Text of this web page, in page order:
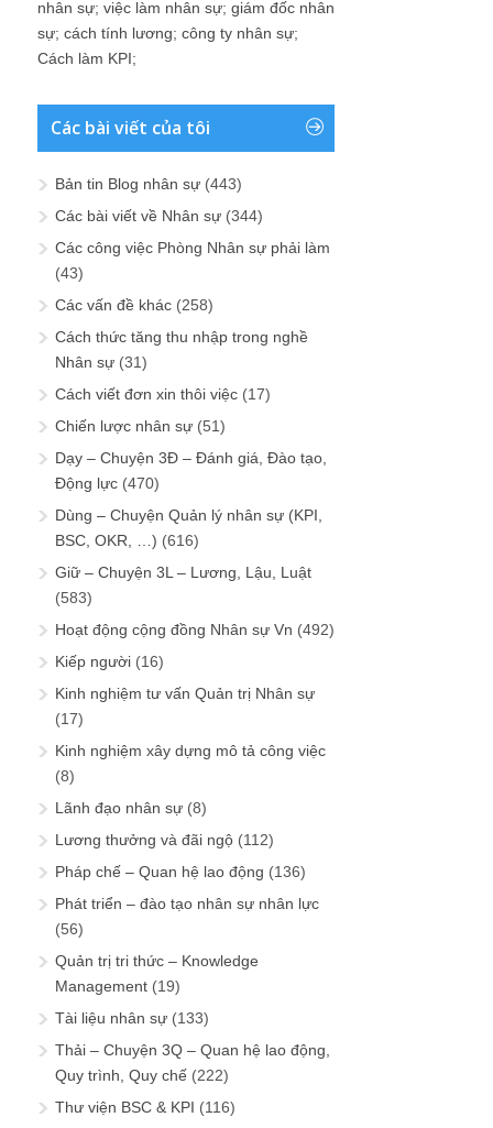
nhân sự; việc làm nhân sự; giám đốc nhân
sự; cách tính lương; công ty nhân sự;
Cách làm KPI;
Các bài viết của tôi
Bản tin Blog nhân sự (443)
Các bài viết về Nhân sự (344)
Các công việc Phòng Nhân sự phải làm
(43)
Các vấn đề khác (258)
Cách thức tăng thu nhập trong nghề
Nhân sự (31)
Cách viết đơn xin thôi việc (17)
Chiến lược nhân sự (51)
Dạy – Chuyện 3Đ – Đánh giá, Đào tạo,
Động lực (470)
Dùng – Chuyện Quản lý nhân sự (KPI,
BSC, OKR, …) (616)
Giữ – Chuyện 3L – Lương, Lậu, Luật
(583)
Hoạt động cộng đồng Nhân sự Vn (492)
Kiếp người (16)
Kinh nghiệm tư vấn Quản trị Nhân sự
(17)
Kinh nghiệm xây dựng mô tả công việc
(8)
Lãnh đạo nhân sự (8)
Lương thưởng và đãi ngộ (112)
Pháp chế – Quan hệ lao động (136)
Phát triển – đào tạo nhân sự nhân lực
(56)
Quản trị tri thức – Knowledge
Management (19)
Tài liệu nhân sự (133)
Thải – Chuyện 3Q – Quan hệ lao động,
Quy trình, Quy chế (222)
Thư viện BSC & KPI (116)